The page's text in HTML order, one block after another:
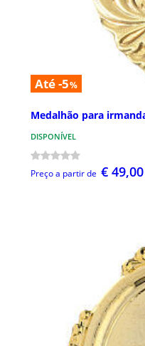
Até -5%
Medalhão para
DISPONÍVEL
Preço a partir de € 49,00